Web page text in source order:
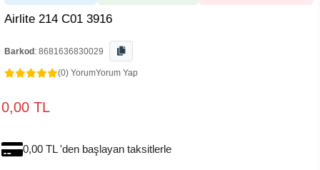
Airlite 214 C01 3916
Barkod : 8681636830029
(0) YorumYorum Yap
0,00 TL
0,00 TL 'den başlayan taksitlerle